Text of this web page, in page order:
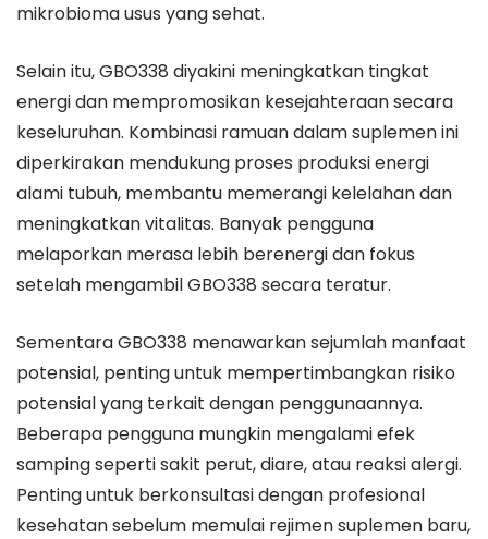
mikrobioma usus yang sehat.
Selain itu, GBO338 diyakini meningkatkan tingkat
energi dan mempromosikan kesejahteraan secara
keseluruhan. Kombinasi ramuan dalam suplemen ini
diperkirakan mendukung proses produksi energi
alami tubuh, membantu memerangi kelelahan dan
meningkatkan vitalitas. Banyak pengguna
melaporkan merasa lebih berenergi dan fokus
setelah mengambil GBO338 secara teratur.
Sementara GBO338 menawarkan sejumlah manfaat
potensial, penting untuk mempertimbangkan risiko
potensial yang terkait dengan penggunaannya.
Beberapa pengguna mungkin mengalami efek
samping seperti sakit perut, diare, atau reaksi alergi.
Penting untuk berkonsultasi dengan profesional
kesehatan sebelum memulai rejimen suplemen baru,